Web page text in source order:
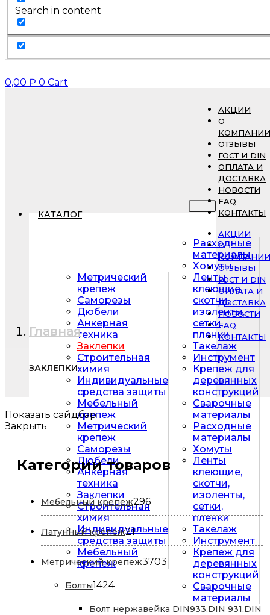
Search in content
0,00 ₽ 0 Cart
КАТАЛОГ
Метрический
крепеж
Саморезы
Дюбели
Анкерная
техника
Заклепки
Строительная
химия
Индивидуальные
средства защиты
Мебельный
крепеж
Метрический
крепеж
Саморезы
Дюбели
Анкерная
техника
Заклепки
Строительная
химия
Индивидуальные
средства защиты
Мебельный
крепеж
Расходные
материалы
Хомуты
Ленты
клеющие,
скотчи,
изоленты,
сетки,
пленки
Такелаж
Инструмент
Крепеж для
деревянных
конструкций
Сварочные
материалы
Расходные
материалы
Хомуты
Ленты
клеющие,
скотчи,
изоленты,
сетки,
пленки
Такелаж
Инструмент
Крепеж для
деревянных
конструкций
Сварочные
материалы
АКЦИИ
О
КОМПАНИИ
ОТЗЫВЫ
ГОСТ И DIN
ОПЛАТА И
ДОСТАВКА
НОВОСТИ
FAQ
КОНТАКТЫ
АКЦИИ
О
КОМПАНИИ
ОТЗЫВЫ
ГОСТ И DIN
ОПЛАТА И
ДОСТАВКА
НОВОСТИ
FAQ
КОНТАКТЫ
Главная
ЗАКЛЕПКИ
Показать сайдбар
Закрыть
Категории товаров
Мебельный крепеж296296
товаров
Латунный крепеж2121
товар
Метрический крепеж3703
товара
Болты14241424
Болт нержавейка DIN933,DIN 931,DIN